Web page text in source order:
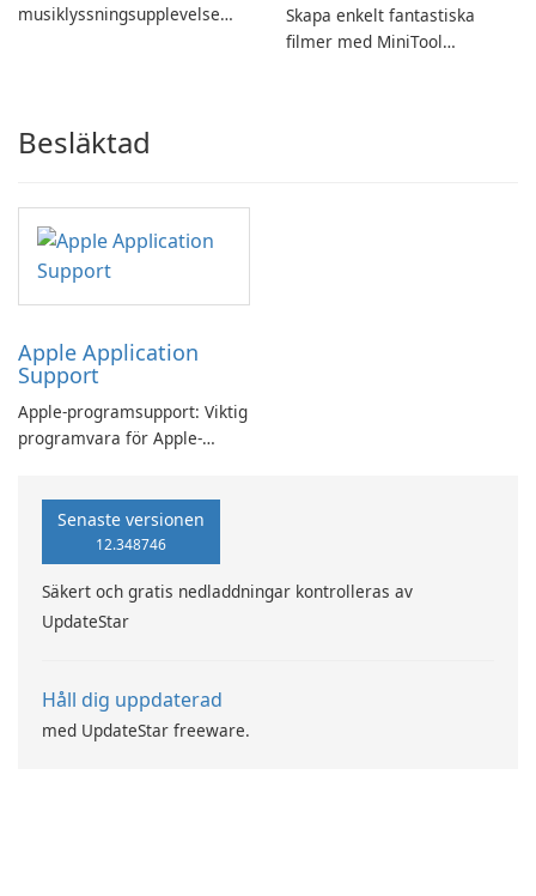
musiklyssningsupplevelse
Skapa enkelt fantastiska
filmer med MiniTool
Besläktad
Apple Application
Support
Apple-programsupport: Viktig
programvara för Apple-
Senaste versionen
12.348746
Säkert och gratis nedladdningar kontrolleras av
UpdateStar
Håll dig uppdaterad
med UpdateStar freeware.